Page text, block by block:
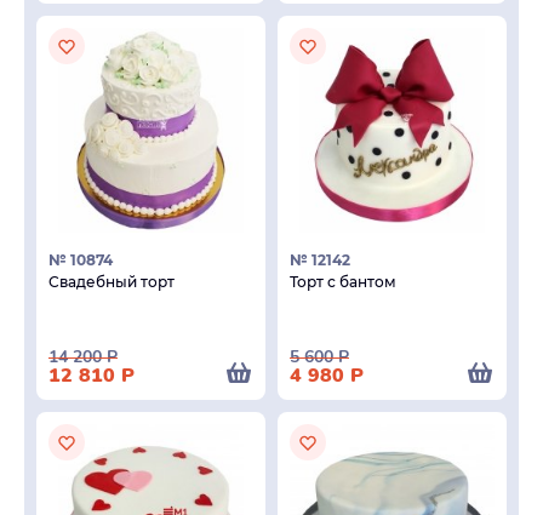
№ 10874
Свадебный торт
14 200Р
12 810 Р
№ 12142
Торт с бантом
5 600Р
4 980 Р